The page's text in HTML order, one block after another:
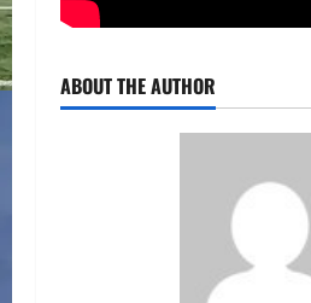
ABOUT THE AUTHOR